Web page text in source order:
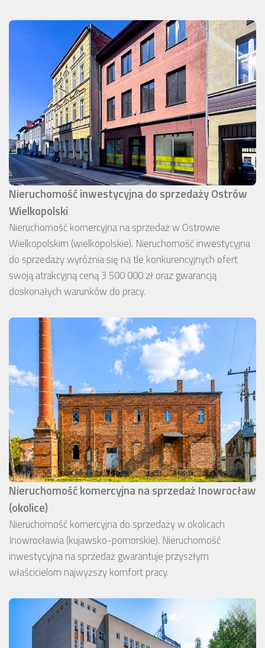
Nieruchomość inwestycyjna do sprzedaży Ostrów
Wielkopolski
Nieruchomość komercyjna na sprzedaż w Ostrowie
Wielkopolskim (wielkopolskie). Nieruchomość inwestycyjna
do sprzedaży wyróżnia się na tle konkurencyjnych ofert
swoją atrakcyjną ceną 3 500 000 zł oraz gwarancją
doskonałych warunków do pracy.
Nieruchomość komercyjna na sprzedaż Inowrocław
(okolice)
Nieruchomość komercyjna do sprzedaży w okolicach
Inowrocławia (kujawsko-pomorskie). Nieruchomość
inwestycyjna na sprzedaż gwarantuje przyszłym
właścicielom najwyższy komfort pracy.